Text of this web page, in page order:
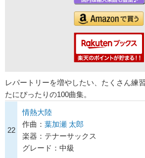
レパートリーを増やしたい、たくさん練
たにぴったりの100曲集。
22
情熱大陸
作曲： 葉加瀬 太郎
楽器：テナーサックス
グレード：中級